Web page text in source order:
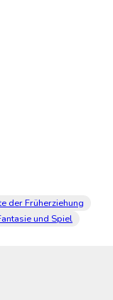
der Früherziehung
und Spiel